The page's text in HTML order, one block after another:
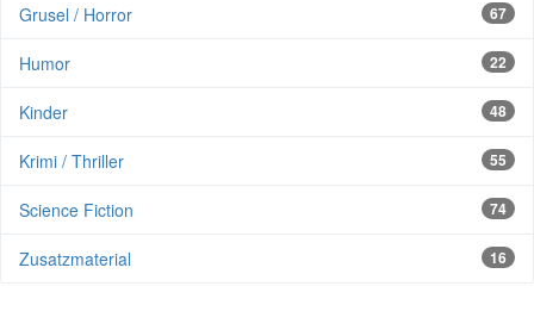
67
Grusel / Horror
22
Humor
48
Kinder
55
Krimi / Thriller
74
Science Fiction
16
Zusatzmaterial